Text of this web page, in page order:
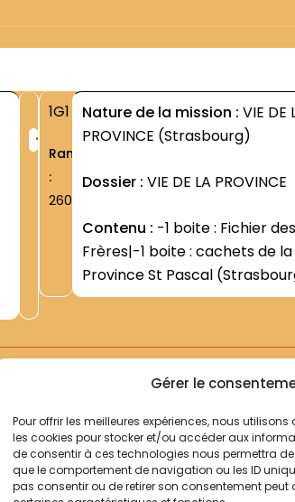
Gérer le
Pour offrir les meilleures expériences, nous
les cookies pour stocker et/ou accéder aux
de consentir à ces technologies nous permettra
que le comportement de navigation ou les ID
pas consentir ou de retirer son consentement peut
+
1G1
Rang
:
2606
Nature de la mission : VIE DE
PROVINCE (Strasbourg)
Dossier : VIE DE LA PROVINCE
Contenu :
Frères|-1 boite : cachets de la
Province St Pascal
boite : cachets de la Province
Compagnons|
Votre panier
Mentions légales